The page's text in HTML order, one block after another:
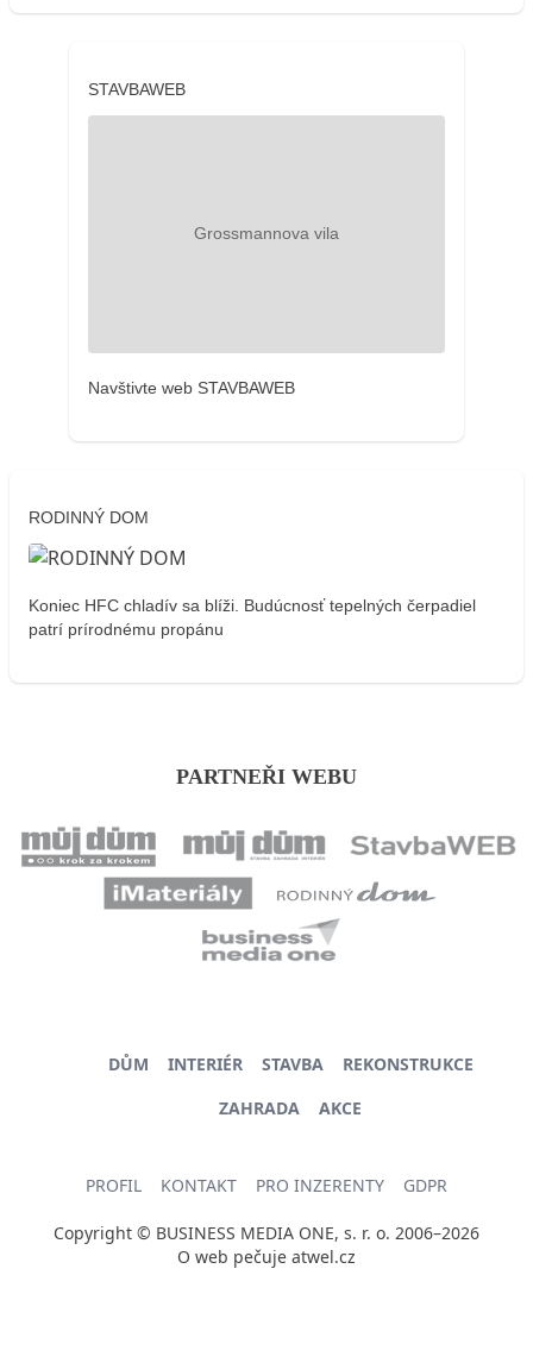
STAVBAWEB
Navštivte web STAVBAWEB
RODINNÝ DOM
Koniec HFC chladív sa blíži. Budúcnosť tepelných čerpadiel
patrí prírodnému propánu
PARTNEŘI WEBU
DŮM INTERIÉR STAVBA
REKONSTRUKCE
ZAHRADA
AKCE
PROFIL KONTAKT PRO INZERENTY GDPR
Copyright © BUSINESS MEDIA ONE, s. r. o. 2006–2026